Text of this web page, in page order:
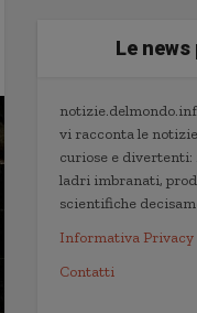
Le
vi racconta le
curiose e
ladri imbranati,
scientifiche
Informativa Privacy
Contatti